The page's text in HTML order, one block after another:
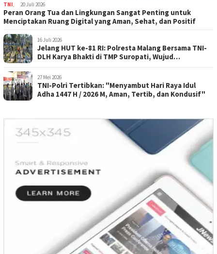
TNI, 20 Juli 2026
Peran Orang Tua dan Lingkungan Sangat Penting untuk
Menciptakan Ruang Digital yang Aman, Sehat, dan Positif
16 Juli 2026
Jelang HUT ke-81 RI: Polresta Malang Bersama TNI-
DLH Karya Bhakti di TMP Suropati, Wujud
27 Mei 2026
TNI-Polri Tertibkan: "Menyambut Hari Raya Idul
Adha 1447 H / 2026 M, Aman, Tertib, dan Kondusif"